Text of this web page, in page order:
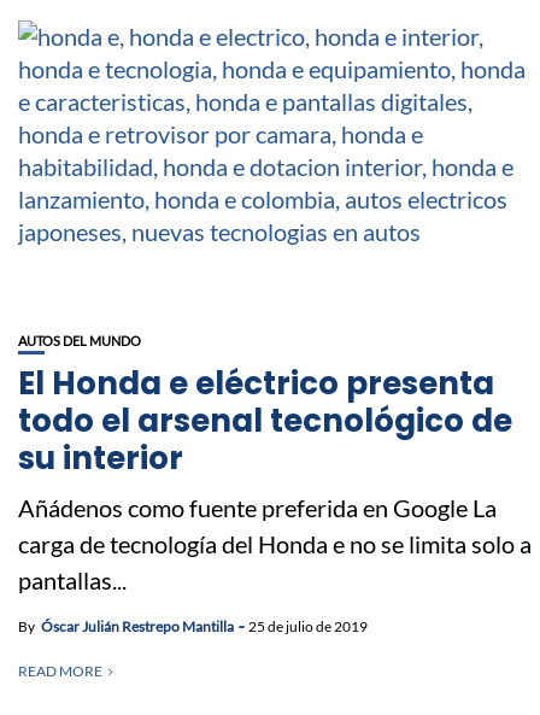
AUTOS DEL MUNDO
El Honda e eléctrico presenta
todo el arsenal tecnológico de
su interior
Añádenos como fuente preferida en Google La
carga de tecnología del Honda e no se limita solo a
pantallas...
By Óscar Julián Restrepo Mantilla 25 de julio de 2019
READ MORE